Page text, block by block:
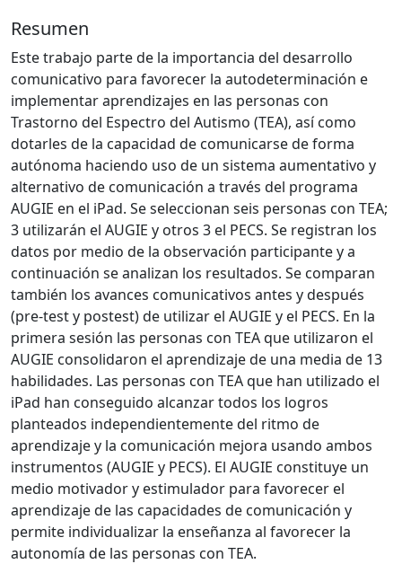
Resumen
Este trabajo parte de la importancia del desarrollo
comunicativo para favorecer la autodeterminación e
implementar aprendizajes en las personas con
Trastorno del Espectro del Autismo (TEA), así como
dotarles de la capacidad de comunicarse de forma
autónoma haciendo uso de un sistema aumentativo y
alternativo de comunicación a través del programa
AUGIE en el iPad. Se seleccionan seis personas con TEA;
3 utilizarán el AUGIE y otros 3 el PECS. Se registran los
datos por medio de la observación participante y a
continuación se analizan los resultados. Se comparan
también los avances comunicativos antes y después
(pre-test y postest) de utilizar el AUGIE y el PECS. En la
primera sesión las personas con TEA que utilizaron el
AUGIE consolidaron el aprendizaje de una media de 13
habilidades. Las personas con TEA que han utilizado el
iPad han conseguido alcanzar todos los logros
planteados independientemente del ritmo de
aprendizaje y la comunicación mejora usando ambos
instrumentos (AUGIE y PECS). El AUGIE constituye un
medio motivador y estimulador para favorecer el
aprendizaje de las capacidades de comunicación y
permite individualizar la enseñanza al favorecer la
autonomía de las personas con TEA.